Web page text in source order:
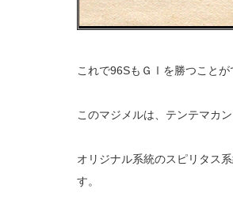
これで96SもＧⅠを勝つことが
このマジメルは、テンテマカ
オリジナル系統のスピリタス
す。